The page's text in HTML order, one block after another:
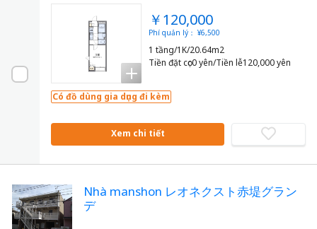
￥120,000
Phí quản lý： ¥6,500
1 tầng/1K/20.64m2
Tiền đặt cọc0 yên/Tiền lễ120,000 yên
Có đồ dùng gia dụng đi kèm
Xem chi tiết
Nhà manshon レオネクスト赤堤グラン
デ